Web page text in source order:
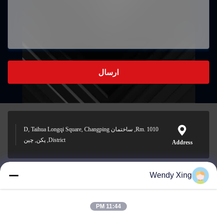
ارسال
Address
Rm. 1010, ساختمان D, Taihua Longqi Square, Changping
District, پکن, چین
jesingd@vip.sina.com
Wendy Xing
11:44 PM